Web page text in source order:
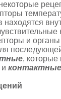
и
, которые
контактные